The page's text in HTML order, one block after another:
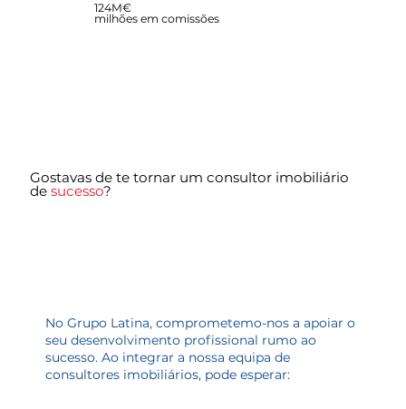
124M€
milhões em comissões
Gostavas de te tornar um consultor imobiliário
desucesso?
No Grupo Latina, comprometemo-nos a apoiar o
seu desenvolvimento profissional rumo ao
sucesso. Ao integrar a nossa equipa de
consultores imobiliários, pode esperar: